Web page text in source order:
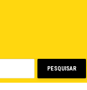
PESQUISAR